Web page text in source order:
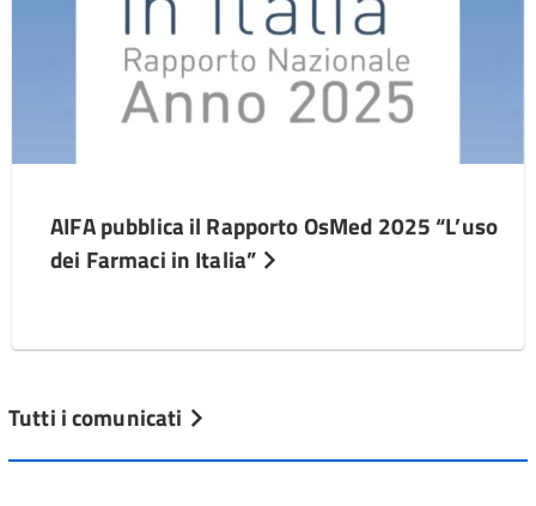
AIFA pubblica il Rapporto OsMed 2025 “L’uso
dei Farmaci in Italia”
Tutti i comunicati